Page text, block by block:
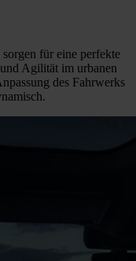
für eine perfekte
Agilität im urbanen
des Fahrwerks